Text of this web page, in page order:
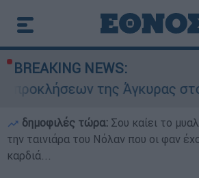
BREAKING NEWS:
της Άγκυρας στο
δημοφιλές τώρα: Σου καίει το
την ταινιάρα του Νόλαν που οι φαν
καρδιά...